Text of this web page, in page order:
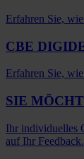
Erfahren Sie,
CBE
Erfahren Sie,
SIE
Ihr individuelles
auf Ihr Feedback.